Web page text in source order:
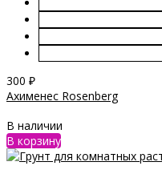
300 ₽
Ахименес Rosenberg
В наличии
В корзину